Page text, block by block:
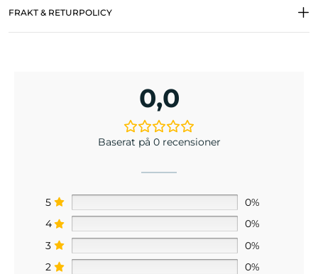
FRAKT & RETURPOLICY
0,0
Baserat på 0 recensioner
5
0%
4
0%
3
0%
2
0%